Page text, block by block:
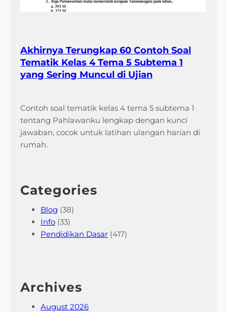
Akhirnya Terungkap 60 Contoh Soal
Tematik Kelas 4 Tema 5 Subtema 1
yang Sering Muncul di Ujian
Contoh soal tematik kelas 4 tema 5 subtema 1
tentang Pahlawanku lengkap dengan kunci
jawaban, cocok untuk latihan ulangan harian di
rumah.
Categories
Blog (38)
Info (33)
Pendidikan Dasar (417)
Archives
August 2026